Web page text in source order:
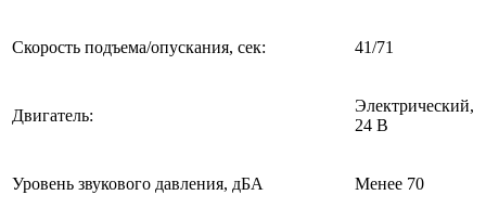
Скорость подъема/опускания, сек: 41/71
Двигатель:
Электрический,
24 В
Уровень звукового давления, дБА Менее 70